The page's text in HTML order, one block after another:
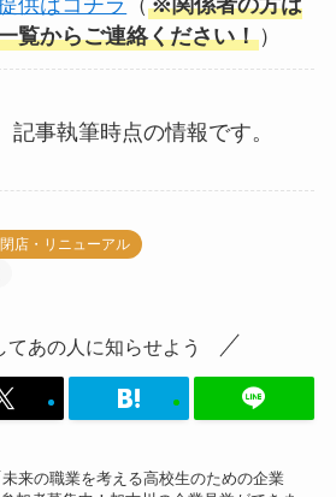
供はコチラ （※関係者の方は
覧からご連絡ください！ ）
事執筆時点の情報です。
店・リニューアル
てあの人に知らせよう
来の職業を考える高校生のための企業